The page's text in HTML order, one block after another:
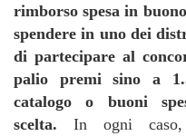
rimborso spesa in
spendere in uno dei
di partecipare al
palio premi sino a
catalogo o buoni
scelta. In ogni